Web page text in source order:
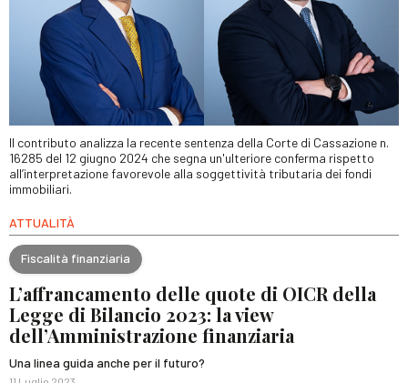
Il contributo analizza la recente sentenza della Corte di Cassazione n.
16285 del 12 giugno 2024 che segna un'ulteriore conferma rispetto
all’interpretazione favorevole alla soggettività tributaria dei fondi
immobiliari.
ATTUALITÀ
Fiscalità finanziaria
L’affrancamento delle quote di OICR della
Legge di Bilancio 2023: la view
dell’Amministrazione finanziaria
Una linea guida anche per il futuro?